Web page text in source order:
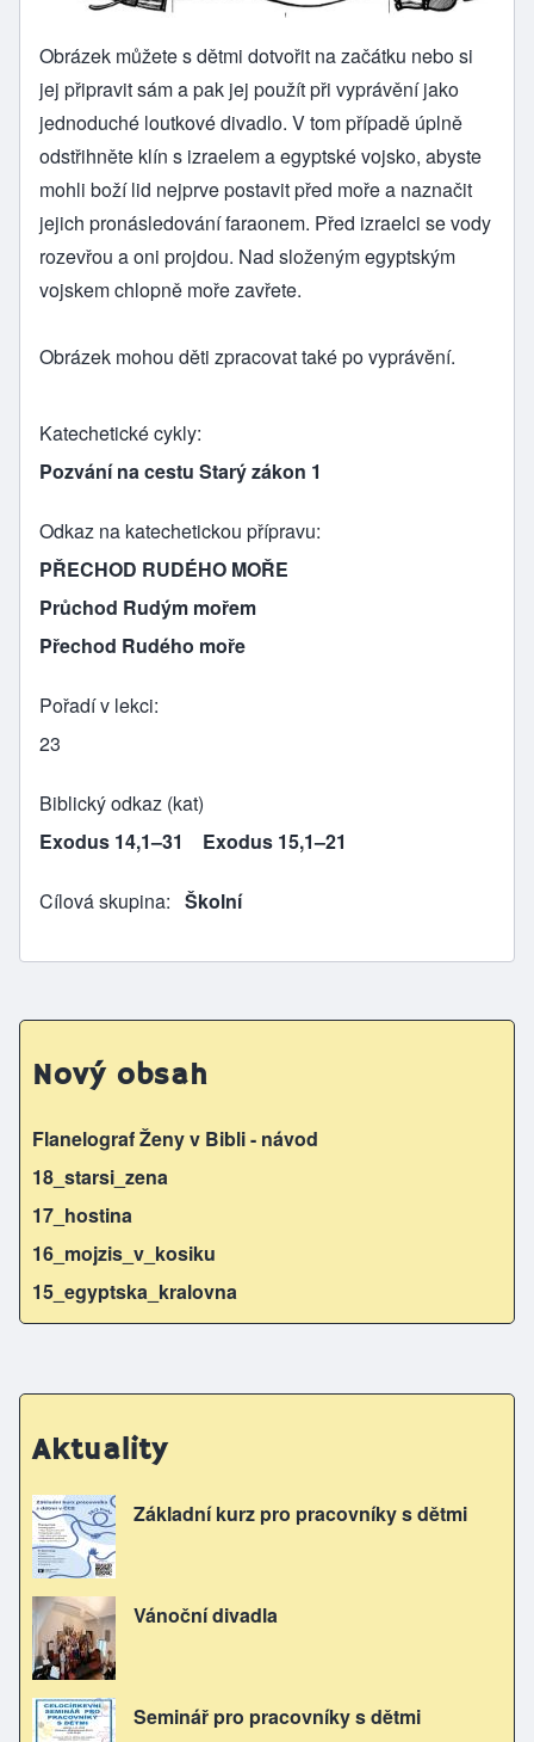
Obrázek můžete s dětmi dotvořit na začátku nebo si
jej připravit sám a pak jej použít při vyprávění jako
jednoduché loutkové divadlo. V tom případě úplně
odstřihněte klín s izraelem a egyptské vojsko, abyste
mohli boží lid nejprve postavit před moře a naznačit
jejich pronásledování faraonem. Před izraelci se vody
rozevřou a oni projdou. Nad složeným egyptským
vojskem chlopně moře zavřete.
Obrázek mohou děti zpracovat také po vyprávění.
Katechetické cykly
Pozvání na cestu Starý zákon 1
Odkaz na katechetickou přípravu
PŘECHOD RUDÉHO MOŘE
Průchod Rudým mořem
Přechod Rudého moře
Pořadí v lekci
23
Biblický odkaz (kat)
Exodus 14,1–31
Exodus 15,1–21
Cílová skupina Školní
Nový obsah
Flanelograf Ženy v Bibli - návod
18_starsi_zena
17_hostina
16_mojzis_v_kosiku
15_egyptska_kralovna
Aktuality
Základní kurz pro pracovníky s dětmi
Vánoční divadla
Seminář pro pracovníky s dětmi